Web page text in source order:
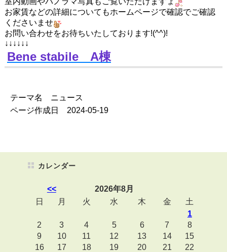
お家賃などの詳細についてもホームページで確認でご確認
くださいませ
お問い合わせをお待ちいたしております!(^^)!
↓↓↓↓↓↓
Bene stabile A棟
テーマ名 ニュース
ページ作成日 2024-05-19
カレンダー
<<
2026年8月
日
月 火 水 木 金
土
1
2
3 4 5 6 7
8
9
10 11 12 13 14
15
16
17 18 19 20 21
22